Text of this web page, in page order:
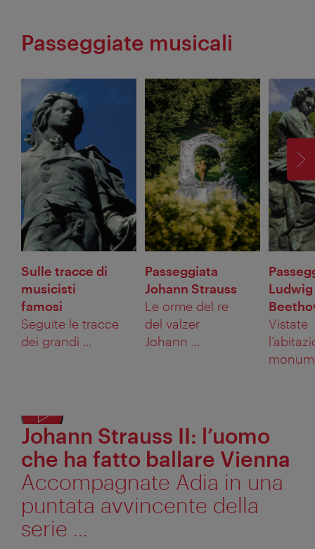
Passeggiate musicali
Sulle tracce di
musicisti
famosi
Seguite le tracce
dei grandi ...
Passeggiata
Johann Strauss
Le orme del re
del valzer
Johann ...
Vistate
Johann Strauss II: l’uomo
che ha fatto ballare Vienna
Accompagnate Adia in una
puntata avvincente della
serie ...